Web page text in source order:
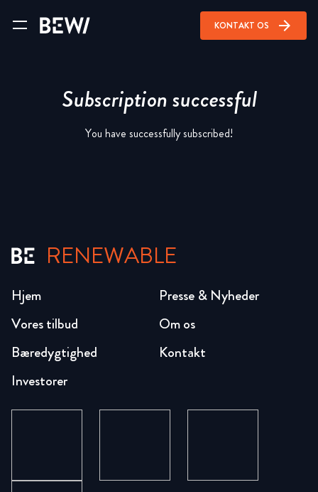
Subscription successful
You have successfully subscribed!
KONTAKT OS arrow_forward
RENEWABLE
Hjem
Vores tilbud
Bæredygtighed
Investorer
Presse & Nyheder
Om os
Kontakt